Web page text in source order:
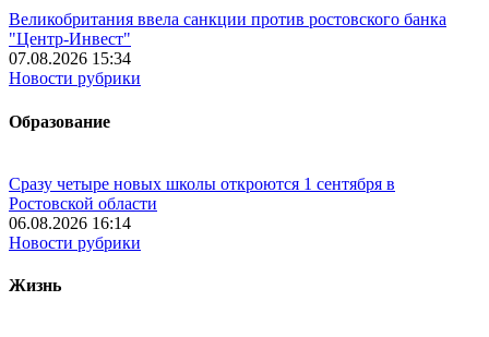
Великобритания ввела санкции против ростовского банка
"Центр-Инвест"
07.08.2026 15:34
Новости рубрики
Образование
Сразу четыре новых школы откроются 1 сентября в
Ростовской области
06.08.2026 16:14
Новости рубрики
Жизнь